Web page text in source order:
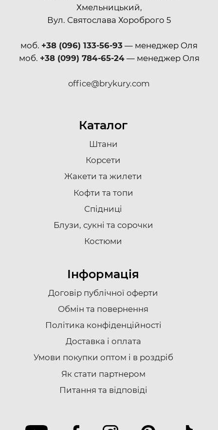
Хмельницький,
Вул. Святослава Хороброго 5
моб. +38 (096) 133-56-93 — менеджер Оля
моб. +38 (099) 784-65-24— менеджер Оля
office@brykury.com
Каталог
Штани
Корсети
Жакети та жилети
Кофти та топи
Спідниці
Блузи, сукні та сорочки
Костюми
Інформація
Договір публічної оферти
Обмін та повернення
Політика конфіденційності
Доставка i оплата
Умови покупки оптом і в роздріб
Як стати партнером
Питання та відповіді